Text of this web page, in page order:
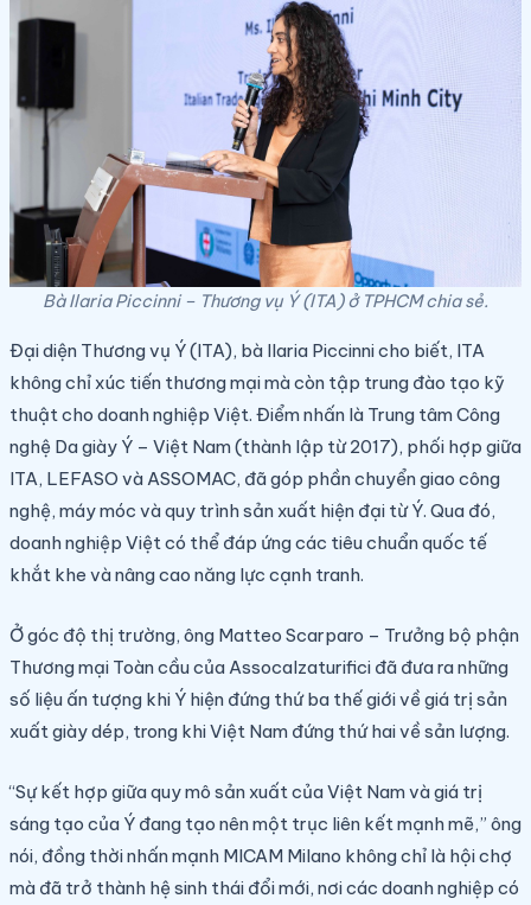
Bà Ilaria Piccinni – Thương vụ Ý (ITA) ở TPHCM chia sẻ.
Đại diện Thương vụ Ý (ITA), bà Ilaria Piccinni cho biết, ITA
không chỉ xúc tiến thương mại mà còn tập trung đào tạo kỹ
thuật cho doanh nghiệp Việt. Điểm nhấn là Trung tâm Công
nghệ Da giày Ý – Việt Nam (thành lập từ 2017), phối hợp giữa
ITA, LEFASO và ASSOMAC, đã góp phần chuyển giao công
nghệ, máy móc và quy trình sản xuất hiện đại từ Ý. Qua đó,
doanh nghiệp Việt có thể đáp ứng các tiêu chuẩn quốc tế
khắt khe và nâng cao năng lực cạnh tranh.
Ở góc độ thị trường, ông Matteo Scarparo – Trưởng bộ phận
Thương mại Toàn cầu của Assocalzaturifici đã đưa ra những
số liệu ấn tượng khi Ý hiện đứng thứ ba thế giới về giá trị sản
xuất giày dép, trong khi Việt Nam đứng thứ hai về sản lượng.
“Sự kết hợp giữa quy mô sản xuất của Việt Nam và giá trị
sáng tạo của Ý đang tạo nên một trục liên kết mạnh mẽ,” ông
nói, đồng thời nhấn mạnh MICAM Milano không chỉ là hội chợ
mà đã trở thành hệ sinh thái đổi mới, nơi các doanh nghiệp có